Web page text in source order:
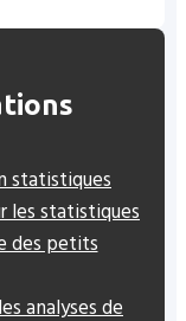
statistiques
les statistiques
des petits
analyses de